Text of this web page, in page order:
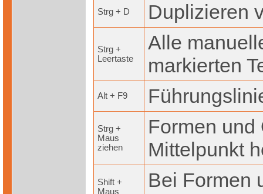
Strg + D Duplizieren
Strg +
Leertaste
Alle
markierten
Alt + F9
Strg +
Maus
ziehen
Formen und
Mittelpunkt
Shift +
Maus
Bei Formen